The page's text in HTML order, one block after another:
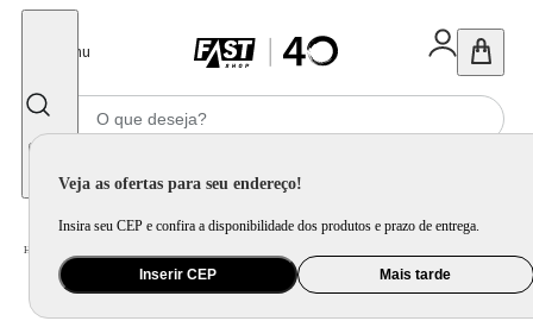
Menu
Veja as ofertas para seu endereço!
Insira seu CEP e confira a disponibilidade dos produtos e prazo de entrega.
Inserir CEP Mais tarde
Home